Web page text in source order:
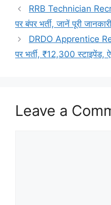
RRB Technician
पर बंपर भर्ती, जानें पूरी जानकारी
DRDO Apprentice
पर भर्ती, ₹12,300
Leave a